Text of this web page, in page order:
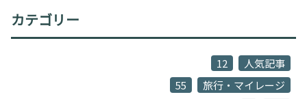
カテゴリー
人気記事
12
旅行・マイレージ
55